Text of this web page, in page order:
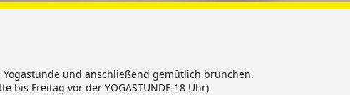
und anschließend gemütlich brunchen.
bis Freitag vor der YOGASTUNDE 18 Uhr)